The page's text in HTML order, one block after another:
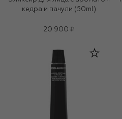
кедра и пачули (50ml)
20 900 ₽